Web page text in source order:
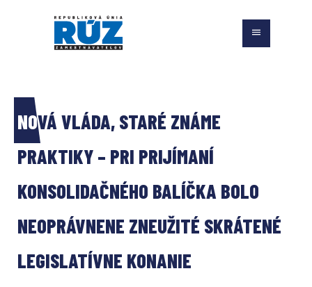
NOVÁ VLÁDA, STARÉ ZNÁME
PRAKTIKY – PRI PRIJÍMANÍ
KONSOLIDAČNÉHO BALÍČKA BOLO
NEOPRÁVNENE ZNEUŽITÉ SKRÁTENÉ
LEGISLATÍVNE KONANIE